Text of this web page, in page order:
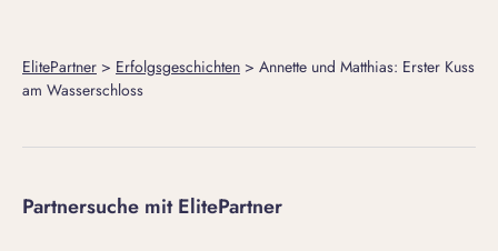
ElitePartner > Erfolgsgeschichten > Annette und Matthias: Erster Kuss
am Wasserschloss
Partnersuche mit ElitePartner